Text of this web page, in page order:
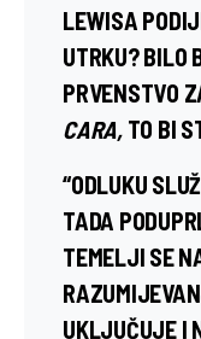
LEWISA
UTRKU? BILO
PRVENSTVO
CARA,TO BI
“ODLUKU
TADA
TEMELJI SE
UKLJUČUJE I